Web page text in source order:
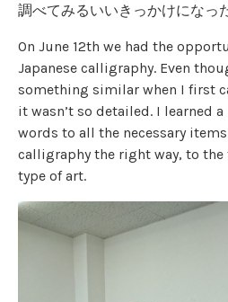
調べてみるいいきっかけになっ
On June 12th we had the
Japanese calligraphy. Even
something similar when I first
it wasn’t so detailed. I learned
words to all the necessary
calligraphy the right way, to
type of art.